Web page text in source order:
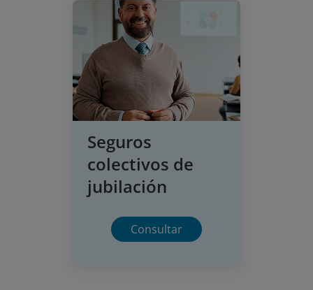
Seguros
colectivos de
jubilación
Consultar